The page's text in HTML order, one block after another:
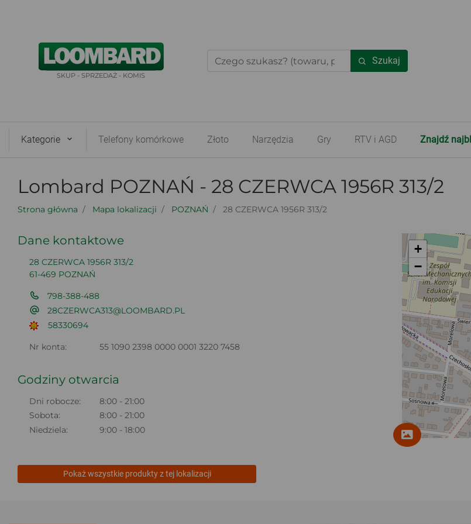
SKUP - SPRZEDAŻ - KOMIS
Szukaj
Kategorie Telefony komórkowe Złoto Narzędzia Gry RTV i AGD Znajdź
Lombard POZNAŃ - 28 CZERWCA 1956R 313/2
Strona główna Mapa lokalizacji POZNAŃ 28 CZERWCA 1956R 313/2
Dane kontaktowe
28 CZERWCA 1956R 313/2
61-469 POZNAŃ
798-388-488
28CZERWCA313@LOOMBARD.PL
58330694
Nr konta: 55 1090 2398 0000 0001 3220 7458
Godziny otwarcia
Dni robocze:
8:00 - 21:00
Sobota:
8:00 - 21:00
Niedziela:
9:00 - 18:00
+
−
Pokaż wszystkie produkty z tej lokalizacji